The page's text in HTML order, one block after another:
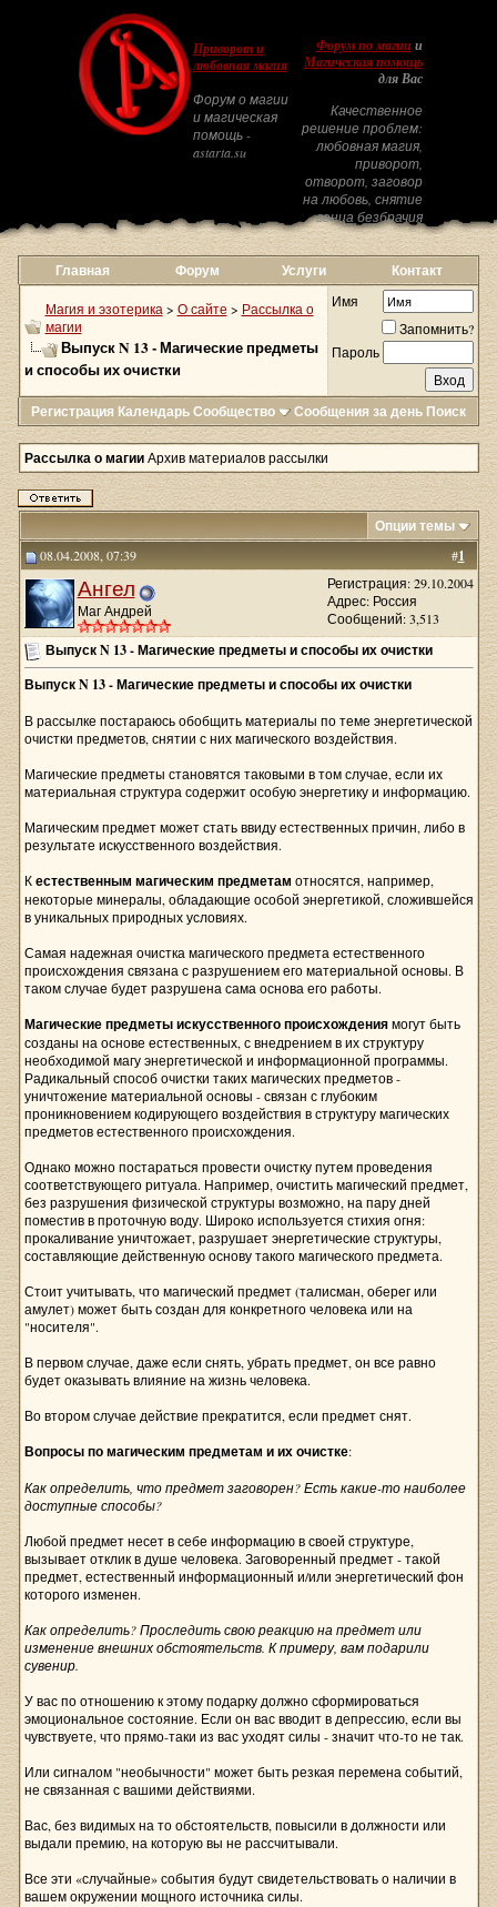
Приворот и
любовная магия
Форум о магии
и магическая
помощь -
astarta.su
Форум по магиии
Магическая помощь
для Вас
Качественное
решение проблем:
любовная магия,
приворот,
отворот, заговор
на любовь, снятие
венца безбрачия
Главная Форум Услуги Контакт
Магия и эзотерика > О сайте > Рассылка о
магии
Выпуск N 13 - Магические предметы
и способы их очистки
Имя
Запомнить?
Пароль
Регистрация КалендарьСообщество Сообщения за день Поиск
Рассылка о магии Архив материалов рассылки
Опции темы
#1
08.04.2008, 07:39
Ангел
Маг Андрей
Регистрация: 29.10.2004
Адрес: Россия
Сообщений: 3,513
Выпуск N 13 - Магические предметы и способы их очистки
Выпуск N 13 - Магические предметы и способы их очистки
В рассылке постараюсь обобщить материалы по теме энергетической
очистки предметов, снятии с них магического воздействия.
Магические предметы становятся таковыми в том случае, если их
материальная структура содержит особую энергетику и информацию.
Магическим предмет может стать ввиду естественных причин, либо в
результате искусственного воздействия.
Кестественным магическим предметам относятся, например,
некоторые минералы, обладающие особой энергетикой, сложившейся
в уникальных природных условиях.
Самая надежная очистка магического предмета естественного
происхождения связана с разрушением его материальной основы. В
таком случае будет разрушена сама основа его работы.
Магические предметы искусственного происхождениямогут быть
созданы на основе естественных, с внедрением в их структуру
необходимой магу энергетической и информационной программы.
Радикальный способ очистки таких магических предметов -
уничтожение материальной основы - связан с глубоким
проникновением кодирующего воздействия в структуру магических
предметов естественного происхождения.
Однако можно постараться провести очистку путем проведения
соответствующего ритуала. Например, очистить магический предмет,
без разрушения физической структуры возможно, на пару дней
поместив в проточную воду. Широко используется стихия огня:
прокаливание уничтожает, разрушает энергетические структуры,
составляющие действенную основу такого магического предмета.
Стоит учитывать, что магический предмет (талисман, оберег или
амулет) может быть создан для конкретного человека или на
"носителя".
В первом случае, даже если снять, убрать предмет, он все равно
будет оказывать влияние на жизнь человека.
Во втором случае действие прекратится, если предмет снят.
Вопросы по магическим предметам и их очистке:
Как определить, что предмет заговорен? Есть какие-то наиболее
доступные способы?
Любой предмет несет в себе информацию в своей структуре,
вызывает отклик в душе человека. Заговоренный предмет - такой
предмет, естественный информационный и/или энергетический фон
которого изменен.
Как определить? Проследить свою реакцию на предмет или
изменение внешних обстоятельств. К примеру, вам подарили
сувенир.
У вас по отношению к этому подарку должно сформироваться
эмоциональное состояние. Если он вас вводит в депрессию, если вы
чувствуете, что прямо-таки из вас уходят силы - значит что-то не так.
Или сигналом "необычности" может быть резкая перемена событий,
не связанная с вашими действиями.
Вас, без видимых на то обстоятельств, повысили в должности или
выдали премию, на которую вы не рассчитывали.
Все эти «случайные» события будут свидетельствовать о наличии в
вашем окружении мощного источника силы.